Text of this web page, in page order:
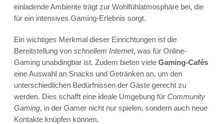
einladende Ambiente trägt zur Wohlfühlatmosphäre bei, die
für ein intensives Gaming-Erlebnis sorgt.
Ein wichtiges Merkmal dieser Einrichtungen ist die
Bereitstellung von schnellem Internet, was für Online-
Gaming unabdingbar ist. Zudem bieten viele Gaming-Cafés
eine Auswahl an Snacks und Getränken an, um den
unterschiedlichen Bedürfnissen der Gäste gerecht zu
werden. Dies schafft eine ideale Umgebung für Community
Gaming, in der Gamer nicht nur spielen, sondern auch neue
Kontakte knüpfen können.